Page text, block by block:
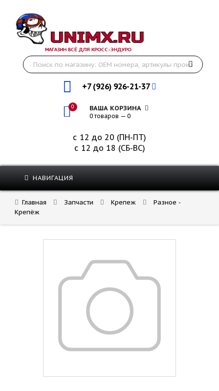
МАГАЗИН ВСЁ ДЛЯ КРОСС-ЭНДУРО
+7 (926) 926-21-37
0 ВАША КОРЗИНА
0 товаров — 0
с 12 до 20 (ПН-ПТ)
с 12 до 18 (СБ-ВС)
НАВИГАЦИЯ
Главная Запчасти Крепеж
Разное -
Крепёж